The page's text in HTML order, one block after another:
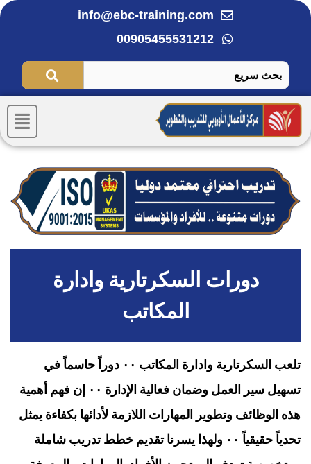
تخطي
info@ebc-training.com
00905455531212
دورات السكرتارية وادارة
المكاتب
تلعب السكرتارية وادارة المكاتب ٠٠ دوراً حاسماً في
تسهيل سير العمل وضمان فعالية الإدارة ٠٠ إن فهم أهمية
هذه الوظائف وتطوير المهارات اللازمة لأدائها بكفاءة يمثل
تحدياً حقيقياً ٠٠ ولهذا يسرنا تقديم خطط تدريب شاملة